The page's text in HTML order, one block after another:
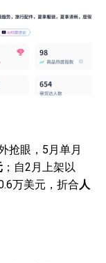
抢眼，5月单月
；自2月上架以
万美元，折合人